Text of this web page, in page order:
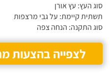
סוג העץ: עץ אורן
תשתית קיימת: על גבי מרצפות
סוג התקנה: הנחה צפה
לצפייה בהצעות